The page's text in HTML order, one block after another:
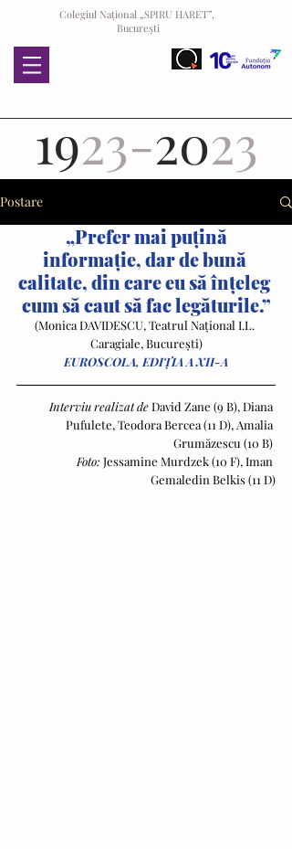
Colegiul Național „SPIRU HARET”,
București
1923-2023
Postare
„Prefer mai puțină
informație, dar de bună
calitate, din care eu să înțeleg
cum să caut să fac legăturile.”
(Monica DAVIDESCU, Teatrul Național I.L.
Caragiale, București)
EUROSCOLA, EDIȚIA A XII-A
Interviu realizat de David Zane (9 B), Diana
Pufulete, Teodora Bercea (11 D), Amalia
Grumăzescu (10 B)
Foto: Jessamine Murdzek (10 F), Iman
Gemaledin Belkis (11 D)